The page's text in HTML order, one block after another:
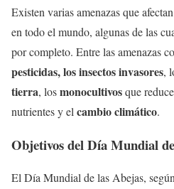
Existen varias amenazas que
en todo el mundo, algunas de las
por completo. Entre las amenazas
pesticidas, los insectos invasores,
tierra, losmonocultivosque
nutrientes y el cambio climático.
Objetivos del Día Mundial
El Día Mundial de las Abejas,